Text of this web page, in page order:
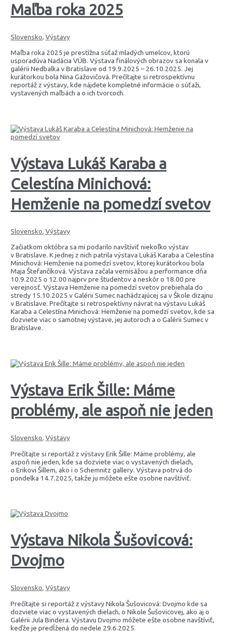
Maľba roka 2025
Slovensko,Výstavy
Maľba roka 2025 je prestížna súťaž mladých umelcov, ktorú
usporadúva Nadácia VÚB. Výstava finálových obrazov sa konala v
galérii Nedbalka v Bratislave od 19.9.2025 – 26.10.2025. Jej
kurátorkou bola Nina Gažovičová. Prečítajte si retrospektívnu
reportáž z výstavy, kde nájdete kompletné informácie o súťaži,
vystavených maľbách a o ich tvorcoch.
Výstava Lukáš Karaba a
Celestína Minichová:
Hemženie na pomedzí svetov
Slovensko,Výstavy
Začiatkom októbra sa mi podarilo navštíviť niekoľko výstav
v Bratislave. K jednej z nich patrila výstava Lukáš Karaba a Celestína
Minichová: Hemženie na pomedzí svetov, ktorej kurátorkou bola
Maja Štefančíková. Výstava začala vernisážou a performance dňa
10.9.2025 o 12.00 najprv pre študentov a neskôr o 18.00 pre
verejnosť. Výstava Hemženie na pomedzí svetov prebiehala do
stredy 15.10.2025 v Galérii Sumec nachádzajúcej sa v Škole dizajnu
v Bratislave. Prečítajte si retrospektívny návrat na výstavu Lukáš
Karaba a Celestína Minichová: Hemženie na pomedzí svetov, kde sa
dozviete viac o samotnej výstave, jej autoroch a o Galérii Sumec v
Bratislave.
Výstava Erik Šille: Máme
problémy, ale aspoň nie jeden
Slovensko,Výstavy
Prečítajte si reportáž z výstavy Erik Šille: Máme problémy, ale
aspoň nie jeden, kde sa dozviete viac o vystavených dielach,
o Erikovi Šillem, ako i o Schemnitz gallery. Výstava potrvá do
pondelka 14.7.2025, takže ju môžete ešte osobne navštíviť.
Výstava Nikola Šušovicová:
Dvojmo
Slovensko,Výstavy
Prečítajte si reportáž z výstavy Nikola Šušovicová: Dvojmo kde sa
dozviete viac o vystavených dielach, o Nikole Šušovicovej, ako aj o
Galérii Jula Bindera. Výstavu Dvojmo môžete ešte osobne navštíviť,
keďže je predĺžená do nedele 29.6.2025.